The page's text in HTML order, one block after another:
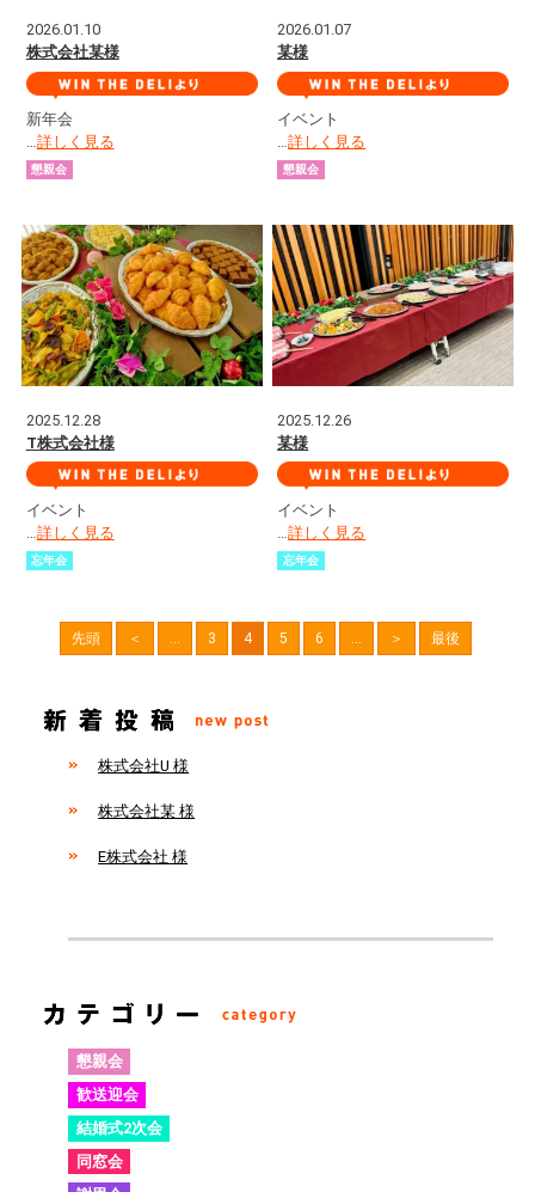
2026.01.10
株式会社某様
新年会
詳しく見る
懇親会
2026.01.07
某様
イベント
…詳しく見る
懇親会
2025.12.28
T株式会社様
イベント
詳しく見る
忘年会
2025.12.26
某様
イベント
…詳しく見る
忘年会
先頭 ＜ ... 3 4 5 6 ... ＞ 最後
株式会社U 様
株式会社某 様
E株式会社 様
懇親会
歓送迎会
結婚式2次会
同窓会